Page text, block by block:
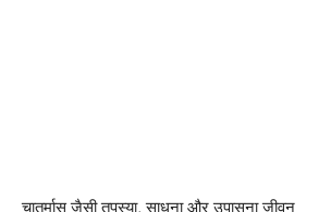
चातुर्मास जैसी तपस्या, साधना और उपासना जीवन